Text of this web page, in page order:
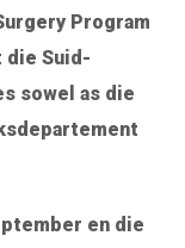
Program
die Suid-
sowel as die
en die